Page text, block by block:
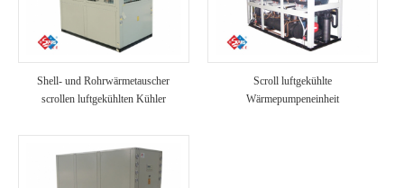
Shell- und Rohrwärmetauscher
scrollen luftgekühlten Kühler
Scroll luftgekühlte
Wärmepumpeneinheit